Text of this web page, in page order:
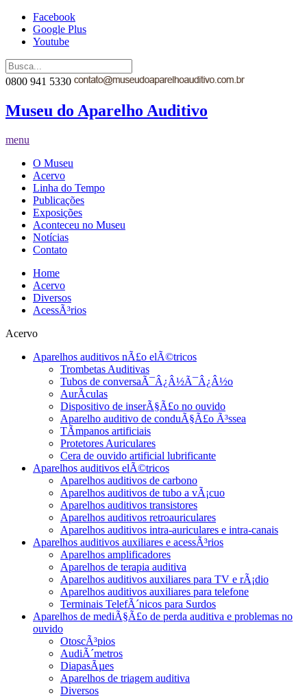
Facebook
Google Plus
Youtube
0800 941 5330
Museu do Aparelho Auditivo
menu
O Museu
Acervo
Linha do Tempo
Publicações
Exposições
Aconteceu no Museu
Notícias
Contato
Home
Acervo
Diversos
AcessÃ³rios
Acervo
Aparelhos auditivos nÃ£o elÃ©tricos
Trombetas Auditivas
Tubos de conversaÃ¯Â¿Â½Ã¯Â¿Â½o
AurÃ­culas
Dispositivo de inserÃ§Ã£o no ouvido
Aparelho auditivo de conduÃ§Ã£o Ã³ssea
TÃ­mpanos artificiais
Protetores Auriculares
Cera de ouvido artificial lubrificante
Aparelhos auditivos elÃ©tricos
Aparelhos auditivos de carbono
Aparelhos auditivos de tubo a vÃ¡cuo
Aparelhos auditivos transistores
Aparelhos auditivos retroauriculares
Aparelhos auditivos intra-auriculares e intra-canais
Aparelhos auditivos auxiliares e acessÃ³rios
Aparelhos amplificadores
Aparelhos de terapia auditiva
Aparelhos auditivos auxiliares para TV e rÃ¡dio
Aparelhos auditivos auxiliares para telefone
Terminais TelefÃ´nicos para Surdos
Aparelhos de mediÃ§Ã£o de perda auditiva e problemas no
ouvido
OtoscÃ³pios
AudiÃ´metros
DiapasÃµes
Aparelhos de triagem auditiva
Diversos